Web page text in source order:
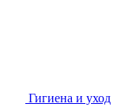
Гигиена и уход